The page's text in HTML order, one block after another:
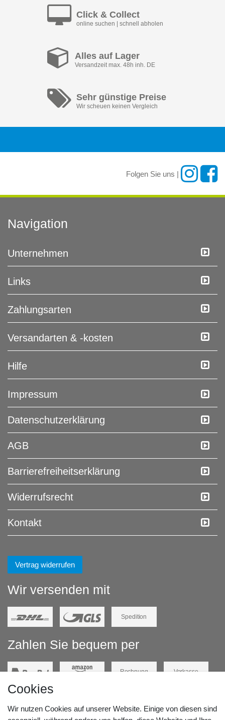
Click & Collect
online suchen | schnell abholen
Alles auf Lager
Versandzeit max. 48h inh. DE
Sehr günstige Preise
Wir scheuen keinen Vergleich
Folgen Sie uns |
Navigation
Unternehmen
Links
Zahlungsarten
Versandarten & -kosten
Hilfe
Impressum
Daten­schutz­erklärung
AGB
Barrierefreiheitserklärung
Widerrufs­recht
Kontakt
Vertrag widerrufen
Wir versenden mit
Spedition
Zahlen Sie bequem per
Rechnung Vorkasse
Cookies
Wir nutzen Cookies auf unserer Website. Einige von diesen sind